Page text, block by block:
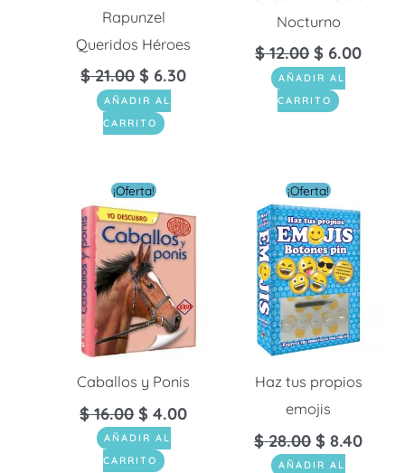
Rapunzel
Queridos Héroes
$21.00 $ 6.30
AÑADIR AL
CARRITO
Nocturno
$12.00 $ 6.00
AÑADIR AL
CARRITO
¡Oferta!
Caballos y Ponis
$16.00
El
precio
original
era:
$ 16.00.
$ 4.00
actual
es:
AÑADIR AL
CARRITO
¡Oferta!
Haz tus propios
emojis
$28.00
El
precio
original
era:
$ 28.00.
$ 8.40
AÑADIR AL